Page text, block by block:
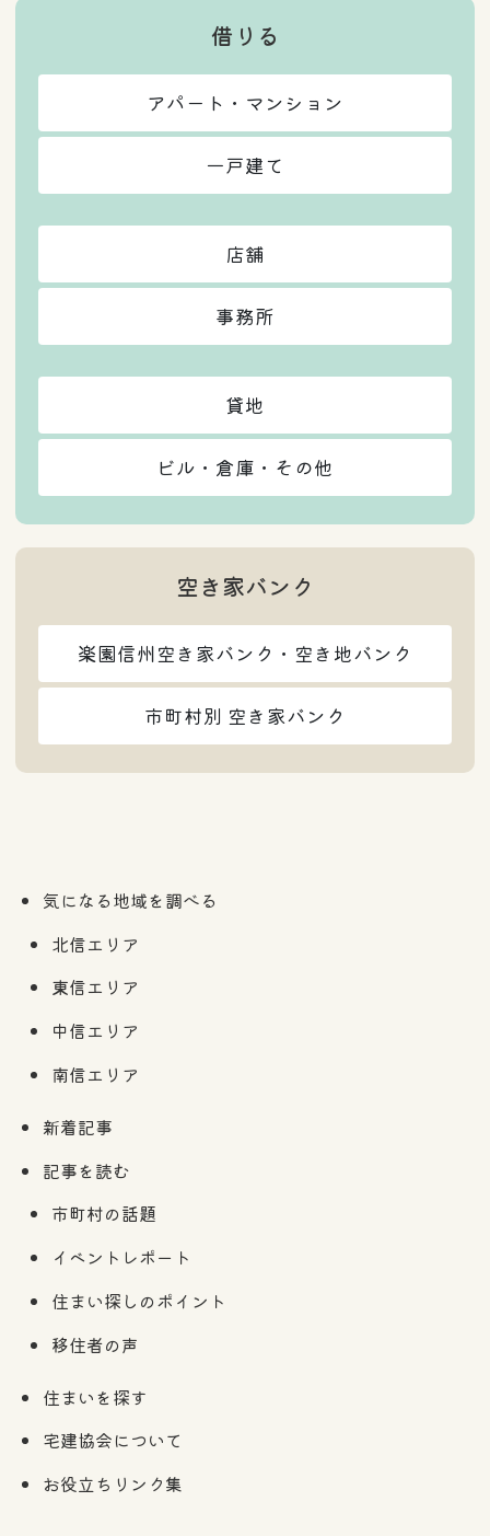
借りる
アパート・マンション
一戸建て
店舗
事務所
貸地
ビル・倉庫・その他
空き家バンク
楽園信州空き家バンク・空き地バンク
市町村別 空き家バンク
気になる地域を調べる
北信エリア
東信エリア
中信エリア
南信エリア
新着記事
記事を読む
市町村の話題
イベントレポート
住まい探しのポイント
移住者の声
住まいを探す
宅建協会について
お役立ちリンク集